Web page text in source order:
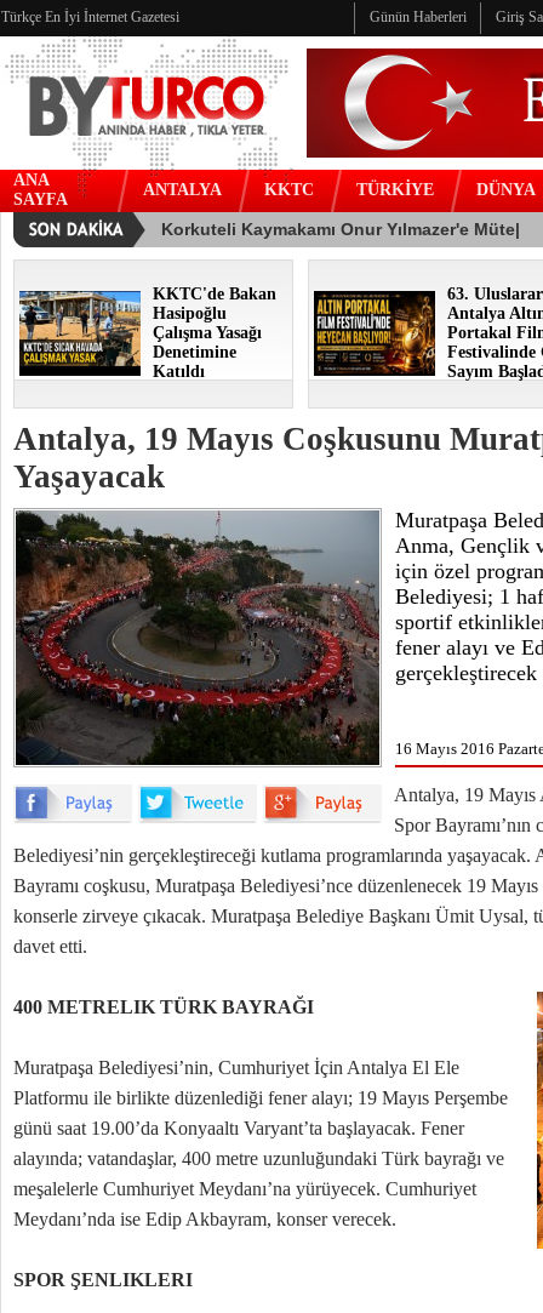
Türkçe En İyi İnternet Gazetesi Günün Haberleri Giriş
ANA
SAYFA
ANTALYA KKTC TÜRKİYE DÜNYA
KKTC'de Bakan
Hasipoğlu
Çalışma Yasağı
Denetimine
Katıldı
63.
Antalya
Portakal
Festivalinde
Sayım
Antalya, 19 Mayıs Coşkusunu
Yaşayacak
Muratpaşa
Anma, Gençlik
için özel
Belediyesi; 1
sportif
fener alayı ve
gerçekleştirecek
16 Mayıs 2016
Antalya, 19
Spor
Belediyesi’nin gerçekleştireceği kutlama programlarında
Bayramı coşkusu, Muratpaşa Belediyesi’nce düzenlenecek 19
konserle zirveye çıkacak. Muratpaşa Belediye Başkanı Ümit Uysal,
davet etti.
400 METRELIK TÜRK BAYRAĞI
Muratpaşa Belediyesi’nin, Cumhuriyet İçin Antalya El Ele
Platformu ile birlikte düzenlediği fener alayı; 19 Mayıs Perşembe
günü saat 19.00’da Konyaaltı Varyant’ta başlayacak. Fener
alayında; vatandaşlar, 400 metre uzunluğundaki Türk bayrağı ve
meşalelerle Cumhuriyet Meydanı’na yürüyecek. Cumhuriyet
Meydanı’nda ise Edip Akbayram, konser verecek.
SPOR ŞENLIKLERI